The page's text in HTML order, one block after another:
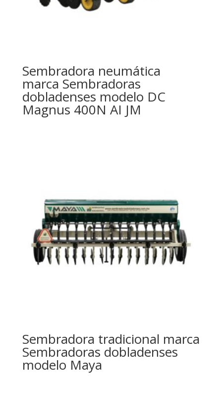
Sembradora neumática
marca Sembradoras
dobladenses modelo DC
Magnus 400N AI JM
Sembradora tradicional marca
Sembradoras dobladenses
modelo Maya